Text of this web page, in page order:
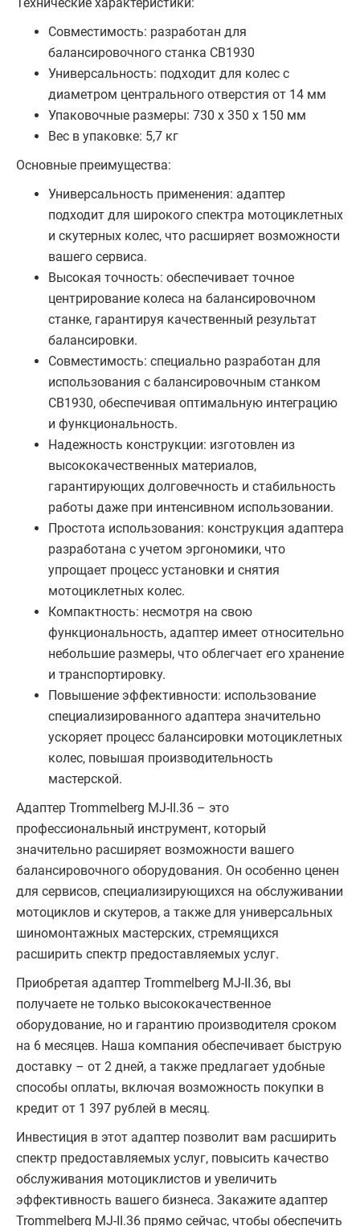
Совместимость: разработан для
балансировочного станка CB1930
Универсальность: подходит для колес с
диаметром центрального отверстия от 14 мм
Упаковочные размеры: 730 x 350 x 150 мм
Вес в упаковке: 5,7 кг
Основные преимущества:
Универсальность применения: адаптер
подходит для широкого спектра мотоциклетных
и скутерных колес, что расширяет возможности
вашего сервиса.
Высокая точность: обеспечивает точное
центрирование колеса на балансировочном
станке, гарантируя качественный результат
балансировки.
Совместимость: специально разработан для
использования с балансировочным станком
CB1930, обеспечивая оптимальную интеграцию
и функциональность.
Надежность конструкции: изготовлен из
высококачественных материалов,
гарантирующих долговечность и стабильность
работы даже при интенсивном использовании.
Простота использования: конструкция адаптера
разработана с учетом эргономики, что
упрощает процесс установки и снятия
мотоциклетных колес.
Компактность: несмотря на свою
функциональность, адаптер имеет относительно
небольшие размеры, что облегчает его хранение
и транспортировку.
Повышение эффективности: использование
специализированного адаптера значительно
ускоряет процесс балансировки мотоциклетных
колес, повышая производительность
мастерской.
Адаптер Trommelberg MJ-II.36 – это
профессиональный инструмент, который
значительно расширяет возможности вашего
балансировочного оборудования. Он особенно ценен
для сервисов, специализирующихся на обслуживании
мотоциклов и скутеров, а также для универсальных
шиномонтажных мастерских, стремящихся
расширить спектр предоставляемых услуг.
Приобретая адаптер Trommelberg MJ-II.36, вы
получаете не только высококачественное
оборудование, но и гарантию производителя сроком
на 6 месяцев. Наша компания обеспечивает быструю
доставку – от 2 дней, а также предлагает удобные
способы оплаты, включая возможность покупки в
кредит от 1 397 рублей в месяц.
Инвестиция в этот адаптер позволит вам расширить
спектр предоставляемых услуг, повысить качество
обслуживания мотоциклистов и увеличить
эффективность вашего бизнеса. Закажите адаптер
Trommelberg MJ-II.36 прямо сейчас, чтобы обеспечить